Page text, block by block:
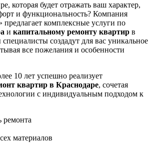
которая будет отражать ваш характер,
и функциональность? Компания
комплексные услуги по
и капитальному ремонту квартир в
создадут для вас уникальное
все пожелания и особенности
10 лет успешно реализует
квартир в Краснодаре, сочетая
с индивидуальным подходом к
ремонта
материалов